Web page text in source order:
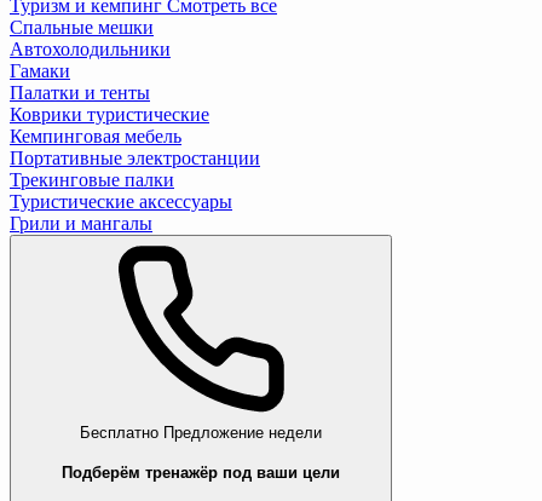
Туризм и кемпинг Смотреть все
Спальные мешки
Автохолодильники
Гамаки
Палатки и тенты
Коврики туристические
Кемпинговая мебель
Портативные электростанции
Трекинговые палки
Туристические аксессуары
Грили и мангалы
Бесплатно Предложение недели
Подберём тренажёр под ваши цели